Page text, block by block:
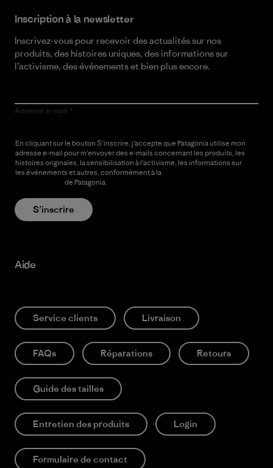
Inscription à la newsletter
Inscrivez-vous pour recevoir des actualités sur nos
produits, des histoires uniques, des informations sur
l’activisme, des événements et bien plus encore.
Adresse e-mail
En cliquant sur le bouton S’inscrire, j’accepte que Patagonia utilise mon
adresse e-mail pour m’envoyer des e-mails concernant les produits, les
histoires originales, la sensibilisation à l’activisme, les informations sur
les événements et autres, conformément à la
de Patagonia.
S’inscrire
Aide
Service clients Livraison
FAQs Réparations Retours
Guide des tailles
Entretien des produits Login
Formulaire de contact